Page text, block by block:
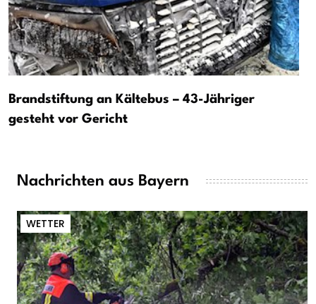
Brandstiftung an Kältebus – 43-Jähriger
gesteht vor Gericht
Nachrichten aus Bayern
WETTER